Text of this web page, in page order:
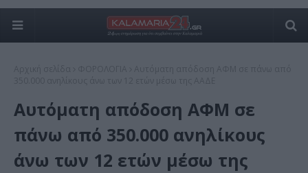
Αυτόματη απόδοση ΑΦΜ σε
πάνω από 350.000 ανηλίκους
άνω των 12 ετών μέσω της